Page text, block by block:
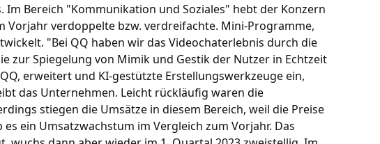
Bereich "Kommunikation und Soziales" hebt der Konzern
Vorjahr verdoppelte bzw. verdreifachte. Mini-Programme,
"Bei QQ haben wir das Videochaterlebnis durch die
zur Spiegelung von Mimik und Gestik der Nutzer in Echtzeit
erweitert und KI-gestützte Erstellungswerkzeuge ein,
das Unternehmen. Leicht rückläufig waren die
stiegen die Umsätze in diesem Bereich, weil die Preise
ein Umsatzwachstum im Vergleich zum Vorjahr. Das